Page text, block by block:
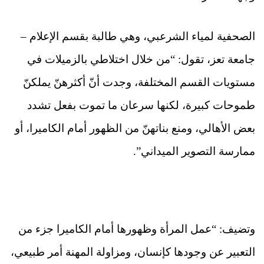
الصحفية لمياء الشرعبي، وهي طالبة بقسم الإعلام –
جامعة تعز، تقول: “من خلال اختلاطي بالزميلات في
مستويات القسم المختلفة، وجدت أنّ أكثرهنّ يملكنّ
طموحات كبيرة، لكنها سرعان ما تموت بفعل تشدد
بعض الأهالي، ومنع بناتهنّ من الظهور أمام الكاميرا، أو
ممارسة التصوير الميداني”.
وتضيف: “عمل المرأة وظهورها أمام الكاميرا جزء من
التعبير عن وجودها كإنسان، ومزاولة المهنة أمر طبيعي،